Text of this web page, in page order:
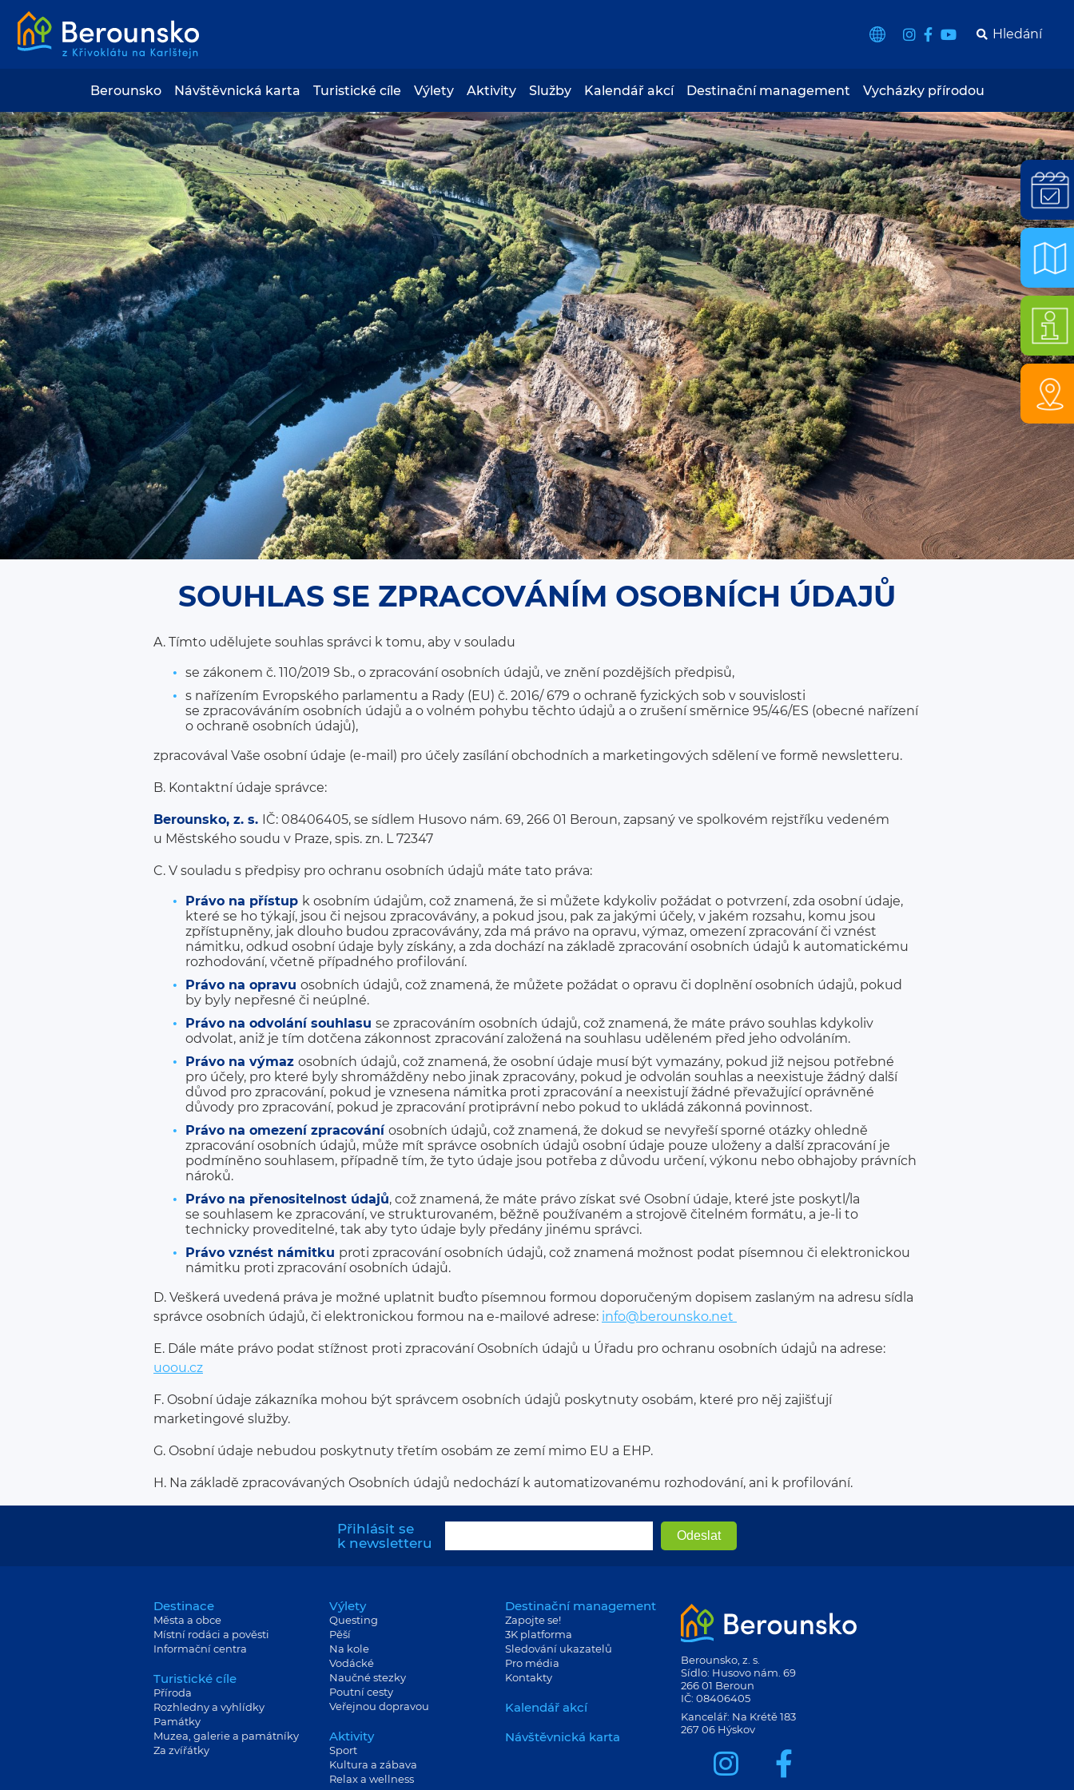
Berounsko Návštěvnická karta Turistické cíle Výlety Aktivity Služby Kalendář akcí Destinační management Vycházky přírodou
SOUHLAS SE ZPRACOVÁNÍM OSOBNÍCH ÚDAJŮ
A. Tímto udělujete souhlas správci k tomu, aby v souladu
se zákonem č. 110/2019 Sb., o zpracování osobních údajů, ve znění pozdějších předpisů,
s nařízením Evropského parlamentu a Rady (EU) č. 2016/ 679 o ochraně fyzických sob v souvislosti
se zpracováváním osobních údajů a o volném pohybu těchto údajů a o zrušení směrnice 95/46/ES (obecné nařízení
o ochraně osobních údajů),
zpracovával Vaše osobní údaje (e-mail) pro účely zasílání obchodních a marketingových sdělení ve formě newsletteru.
B. Kontaktní údaje správce:
Berounsko, z. s. IČ: 08406405, se sídlem Husovo nám. 69, 266 01 Beroun, zapsaný ve spolkovém rejstříku vedeném
u Městského soudu v Praze, spis. zn. L 72347
C. V souladu s předpisy pro ochranu osobních údajů máte tato práva:
Právo na přístup k osobním údajům, což znamená, že si můžete kdykoliv požádat o potvrzení, zda osobní údaje,
které se ho týkají, jsou či nejsou zpracovávány, a pokud jsou, pak za jakými účely, v jakém rozsahu, komu jsou
zpřístupněny, jak dlouho budou zpracovávány, zda má právo na opravu, výmaz, omezení zpracování či vznést
námitku, odkud osobní údaje byly získány, a zda dochází na základě zpracování osobních údajů k automatickému
rozhodování, včetně případného profilování.
Právo na opravu osobních údajů, což znamená, že můžete požádat o opravu či doplnění osobních údajů, pokud
by byly nepřesné či neúplné.
Právo na odvolání souhlasu se zpracováním osobních údajů, což znamená, že máte právo souhlas kdykoliv
odvolat, aniž je tím dotčena zákonnost zpracování založená na souhlasu uděleném před jeho odvoláním.
Právo na výmaz osobních údajů, což znamená, že osobní údaje musí být vymazány, pokud již nejsou potřebné
pro účely, pro které byly shromážděny nebo jinak zpracovány, pokud je odvolán souhlas a neexistuje žádný další
důvod pro zpracování, pokud je vznesena námitka proti zpracování a neexistují žádné převažující oprávněné
důvody pro zpracování, pokud je zpracování protiprávní nebo pokud to ukládá zákonná povinnost.
Právo na omezení zpracování osobních údajů, což znamená, že dokud se nevyřeší sporné otázky ohledně
zpracování osobních údajů, může mít správce osobních údajů osobní údaje pouze uloženy a další zpracování je
podmíněno souhlasem, případně tím, že tyto údaje jsou potřeba z důvodu určení, výkonu nebo obhajoby právních
nároků.
Právo na přenositelnost údajů, což znamená, že máte právo získat své Osobní údaje, které jste poskytl/la
se souhlasem ke zpracování, ve strukturovaném, běžně používaném a strojově čitelném formátu, a je-li to
technicky proveditelné, tak aby tyto údaje byly předány jinému správci.
Právo vznést námitku proti zpracování osobních údajů, což znamená možnost podat písemnou či elektronickou
námitku proti zpracování osobních údajů.
D. Veškerá uvedená práva je možné uplatnit buďto písemnou formou doporučeným dopisem zaslaným na adresu sídla
správce osobních údajů, či elektronickou formou na e-mailové adrese: info@berounsko.net
E. Dále máte právo podat stížnost proti zpracování Osobních údajů u Úřadu pro ochranu osobních údajů na adrese:
uoou.cz
F. Osobní údaje zákazníka mohou být správcem osobních údajů poskytnuty osobám, které pro něj zajišťují
marketingové služby.
G. Osobní údaje nebudou poskytnuty třetím osobám ze zemí mimo EU a EHP.
H. Na základě zpracovávaných Osobních údajů nedochází k automatizovanému rozhodování, ani k profilování.
Přihlásit se
k newsletteru
Destinace
Města a obce
Místní rodáci a pověsti
Informační centra
Turistické cíle
Příroda
Rozhledny a vyhlídky
Památky
Muzea, galerie a památníky
Za zvířátky
Výlety
Questing
Pěší
Na kole
Vodácké
Naučné stezky
Poutní cesty
Veřejnou dopravou
Aktivity
Sport
Kultura a zábava
Relax a wellness
Destinační management
Zapojte se!
3K platforma
Sledování ukazatelů
Pro média
Kontakty
Kalendář akcí
Návštěvnická karta
Berounsko, z. s.
Sídlo: Husovo nám. 69
266 01 Beroun
IČ: 08406405
Kancelář: Na Krétě 183
267 06 Hýskov